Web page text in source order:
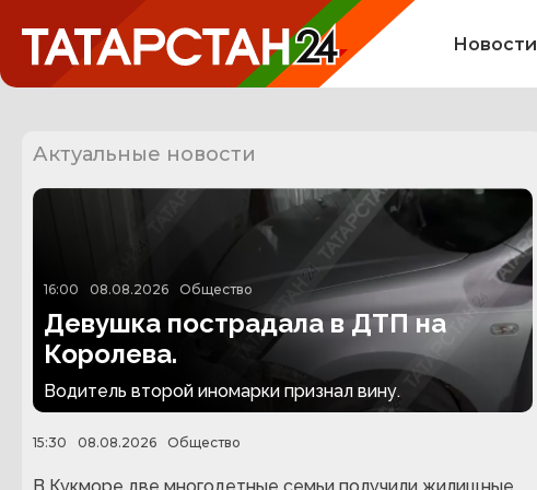
Новости
Актуальные новости
16:00 08.08.2026 Общество
Девушка пострадала в ДТП на
Королева.
Водитель второй иномарки признал вину.
15:30 08.08.2026 Общество
В Кукморе две многодетные семьи получили жилищные